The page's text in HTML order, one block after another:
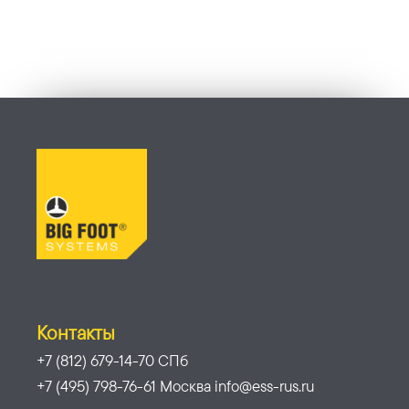
Контакты
+7 (812) 679-14-70 СПб
+7 (495) 798-76-61 Москва info@ess-rus.ru